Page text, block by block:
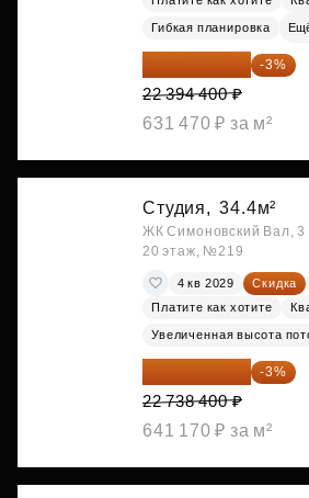
Гибкая планировка
21 722 568 ₽ -3%
22 394 400 ₽
631 470 ₽ за м²
Студия, 34.4м²
ЖК Симоновский Вал, 3
20 этаж, №219
4 кв 2029 Скидка
Платите как хотите
Увеличенная высота
22 056 248 ₽ -3%
22 738 400 ₽
641 170 ₽ за м²